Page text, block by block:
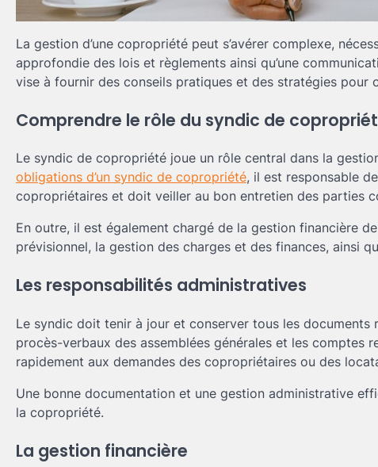
La gestion d’une copropriété peut s’avérer complexe,
approfondie des lois et règlements ainsi qu’une
vise à fournir des conseils pratiques et des stratégies pour
Comprendre le rôle du syndic de
Le syndic de copropriété joue un rôle central dans la
obligations d’un syndic de copropriété, il est responsable
copropriétaires et doit veiller au bon entretien des parties
En outre, il est également chargé de la gestion financière
prévisionnel, la gestion des charges et des finances, ainsi
Les responsabilités administratives
Le syndic doit tenir à jour et conserver tous les
procès-verbaux des assemblées générales et les comptes
rapidement aux demandes des copropriétaires ou des
Une bonne documentation et une gestion administrative
la copropriété.
La gestion financière